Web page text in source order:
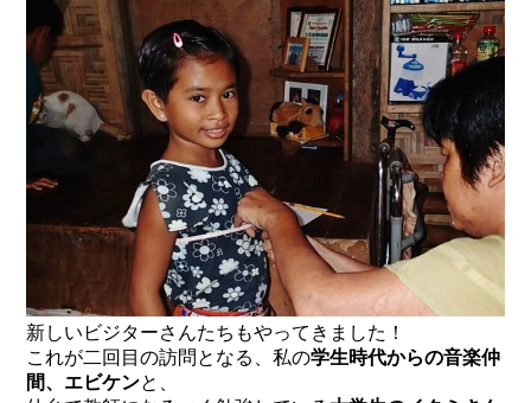
新しいビジターさんたちもやってきました！
これが二回目の訪問となる、私の学生時代からの音楽仲
間、エビケンと、